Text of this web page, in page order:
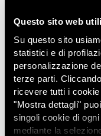
Questo sito web
Su questo sito
statistici e di
personalizzazione
terze parti.
ricevere tutti i
"Mostra dettagli"
singoli cookie di
mediante la
Rovigo /23
29ª EDIZIONE
PER AMNESTY”
piazza
Emanuele II,